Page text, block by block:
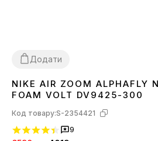
Додати
44
NIKE AIR ZOOM ALPHAFLY
FOAM VOLT DV9425-300
Код товару:S-2354421
9